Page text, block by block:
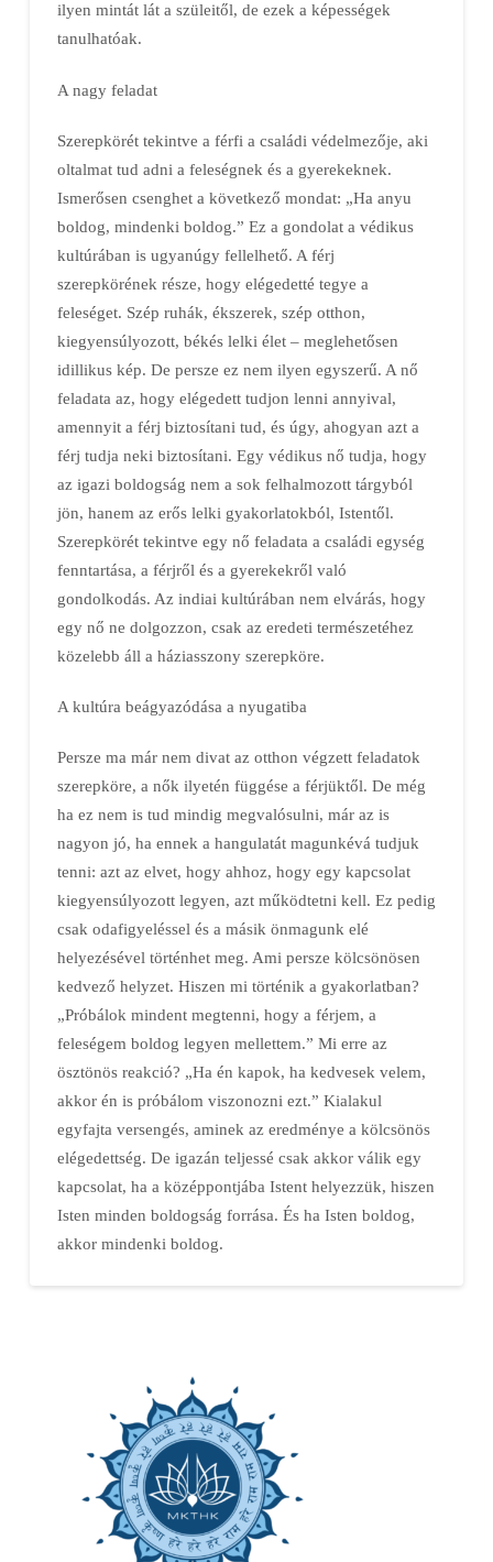
ilyen mintát lát a szüleitől, de ezek a képességek
tanulhatóak.
A nagy feladat
Szerepkörét tekintve a férfi a családi védelmezője, aki
oltalmat tud adni a feleségnek és a gyerekeknek.
Ismerősen csenghet a következő mondat: „Ha anyu
boldog, mindenki boldog.” Ez a gondolat a védikus
kultúrában is ugyanúgy fellelhető. A férj
szerepkörének része, hogy elégedetté tegye a
feleséget. Szép ruhák, ékszerek, szép otthon,
kiegyensúlyozott, békés lelki élet – meglehetősen
idillikus kép. De persze ez nem ilyen egyszerű. A nő
feladata az, hogy elégedett tudjon lenni annyival,
amennyit a férj biztosítani tud, és úgy, ahogyan azt a
férj tudja neki biztosítani. Egy védikus nő tudja, hogy
az igazi boldogság nem a sok felhalmozott tárgyból
jön, hanem az erős lelki gyakorlatokból, Istentől.
Szerepkörét tekintve egy nő feladata a családi egység
fenntartása, a férjről és a gyerekekről való
gondolkodás. Az indiai kultúrában nem elvárás, hogy
egy nő ne dolgozzon, csak az eredeti természetéhez
közelebb áll a háziasszony szerepköre.
A kultúra beágyazódása a nyugatiba
Persze ma már nem divat az otthon végzett feladatok
szerepköre, a nők ilyetén függése a férjüktől. De még
ha ez nem is tud mindig megvalósulni, már az is
nagyon jó, ha ennek a hangulatát magunkévá tudjuk
tenni: azt az elvet, hogy ahhoz, hogy egy kapcsolat
kiegyensúlyozott legyen, azt működtetni kell. Ez pedig
csak odafigyeléssel és a másik önmagunk elé
helyezésével történhet meg. Ami persze kölcsönösen
kedvező helyzet. Hiszen mi történik a gyakorlatban?
„Próbálok mindent megtenni, hogy a férjem, a
feleségem boldog legyen mellettem.” Mi erre az
ösztönös reakció? „Ha én kapok, ha kedvesek velem,
akkor én is próbálom viszonozni ezt.” Kialakul
egyfajta versengés, aminek az eredménye a kölcsönös
elégedettség. De igazán teljessé csak akkor válik egy
kapcsolat, ha a középpontjába Istent helyezzük, hiszen
Isten minden boldogság forrása. És ha Isten boldog,
akkor mindenki boldog.